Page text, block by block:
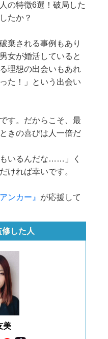
の特徴6選！破局した
たか？
棄される事例もあり
女が婚活していると
理想の出会いもあれ
た！」という出会い
す。だからこそ、最
きの喜びは人一倍だ
いるんだな……」く
ければ幸いです。
ンカー』 が応援して
した人
美